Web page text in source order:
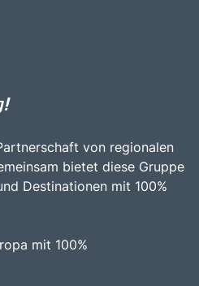
der Natur zu erleben, die
erkunden und die herzliche
zu genießen.
Küstenorten Opatija und
zu einem bereichernden
möchten.von regionalen
bietet diese Gruppe
Destinationen mit 100%
mit 100%